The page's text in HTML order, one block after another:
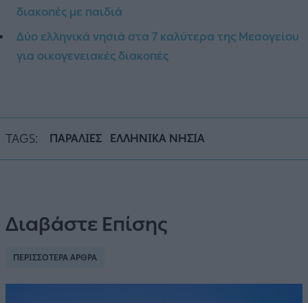
διακοπές με παιδιά
Δύο ελληνικά νησιά στα 7 καλύτερα της Μεσογείου
για οικογενειακές διακοπές
TAGS: ΠΑΡΑΛΙΕΣ ΕΛΛΗΝΙΚΑ ΝΗΣΙΑ
Διαβάστε Επίσης
ΠΕΡΙΣΣΟΤΕΡΑ ΑΡΘΡΑ